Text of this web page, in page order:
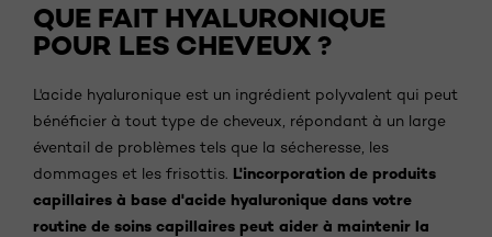
QUE FAIT HYALURONIQUE
POUR LES CHEVEUX ?
L'acide hyaluronique est un ingrédient polyvalent qui peut
bénéficier à tout type de cheveux, répondant à un large
éventail de problèmes tels que la sécheresse, les
dommages et les frisottis. L'incorporation de produits
capillaires à base d'acide hyaluronique dans votre
routine de soins capillaires peut aider à maintenir la